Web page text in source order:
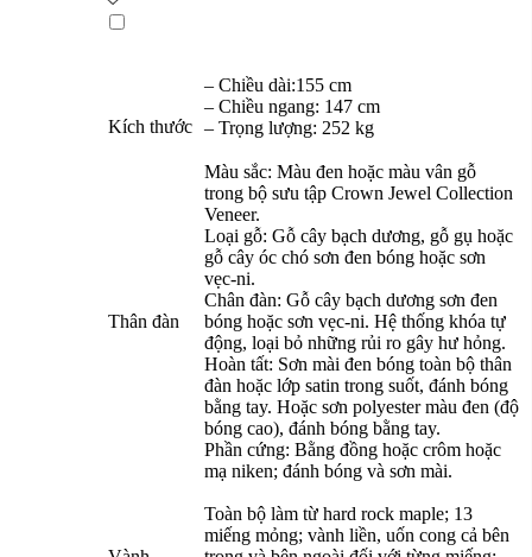
Kích thước
– Chiều dài:155 cm
– Chiều ngang: 147 cm
– Trọng lượng: 252 kg
Thân đàn
Màu sắc: Màu đen hoặc màu vân gỗ
trong bộ sưu tập Crown Jewel Collection
Veneer.
Loại gỗ: Gỗ cây bạch dương, gỗ gụ hoặc
gỗ cây óc chó sơn đen bóng hoặc sơn
vẹc-ni.
Chân đàn: Gỗ cây bạch dương sơn đen
bóng hoặc sơn vẹc-ni. Hệ thống khóa tự
động, loại bỏ những rủi ro gây hư hỏng.
Hoàn tất: Sơn mài đen bóng toàn bộ thân
đàn hoặc lớp satin trong suốt, đánh bóng
bằng tay. Hoặc sơn polyester màu đen (độ
bóng cao), đánh bóng bằng tay.
Phần cứng: Bằng đồng hoặc crôm hoặc
mạ niken; đánh bóng và sơn mài.
Toàn bộ làm từ hard rock maple; 13
miếng mỏng; vành liền, uốn cong cả bên